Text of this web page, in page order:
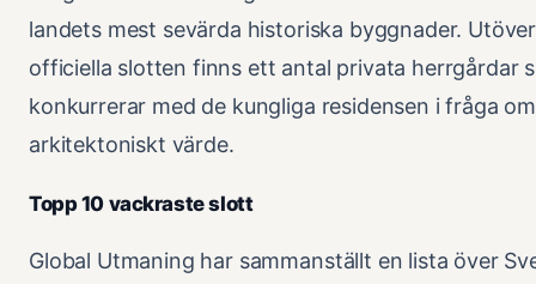
landets mest sevärda historiska byggnader.
officiella slotten finns ett antal privata herrgårdar
konkurrerar med de kungliga residensen i fråga om
arkitektoniskt värde.
Topp 10 vackraste slott
Global Utmaning har sammanställt en lista över